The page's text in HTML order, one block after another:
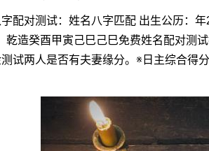
配对测试：姓名八字匹配 出生公历：
乾造癸酉甲寅己巳己巳免费姓名配对测
试两人是否有夫妻缘分。※日主综合得